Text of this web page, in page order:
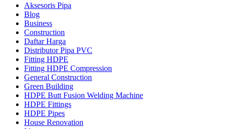
Aksesoris Pipa
Blog
Business
Construction
Daftar Harga
Distributor Pipa PVC
Fitting HDPE
Fitting HDPE Compression
General Construction
Green Building
HDPE Butt Fusion Welding Machine
HDPE Fittings
HDPE Pipes
House Renovation